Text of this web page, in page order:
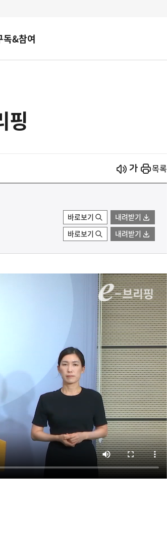
독&참여
핑
시작
열기 목록
바로보기
내려받기
바로보기 내려받기